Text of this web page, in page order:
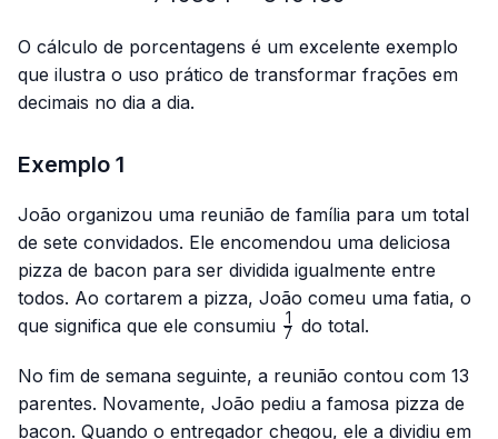
O cálculo de porcentagens é um excelente exemplo
que ilustra o uso prático de transformar frações em
decimais no dia a dia.
Exemplo 1
João organizou uma reunião de família para um total
de sete convidados. Ele encomendou uma deliciosa
pizza de bacon para ser dividida igualmente entre
todos. Ao cortarem a pizza, João comeu uma fatia, o
que significa que ele consumiu \frac{1}
7
1 do total.
No fim de semana seguinte, a reunião contou com 13
parentes. Novamente, João pediu a famosa pizza de
bacon. Quando o entregador chegou, ele a dividiu em